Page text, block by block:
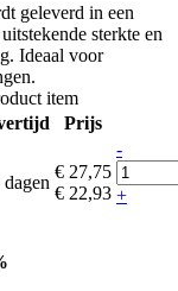
geleverd in een
sterkte en
Ideaal voor
item
Prijs
dagen
€ 27,75
€ 22,93
-
+